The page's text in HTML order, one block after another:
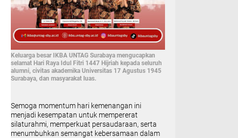
Keluarga besar IKBA UNTAG Surabaya mengucapkan
selamat Hari Raya Idul Fitri 1447 Hijriah kepada seluruh
alumni, civitas akademika Universitas 17 Agustus 1945
Surabaya, dan masyarakat luas.
Semoga momentum hari kemenangan ini
menjadi kesempatan untuk mempererat
silaturahmi, memperkuat persaudaraan, serta
menumbuhkan semangat kebersamaan dalam